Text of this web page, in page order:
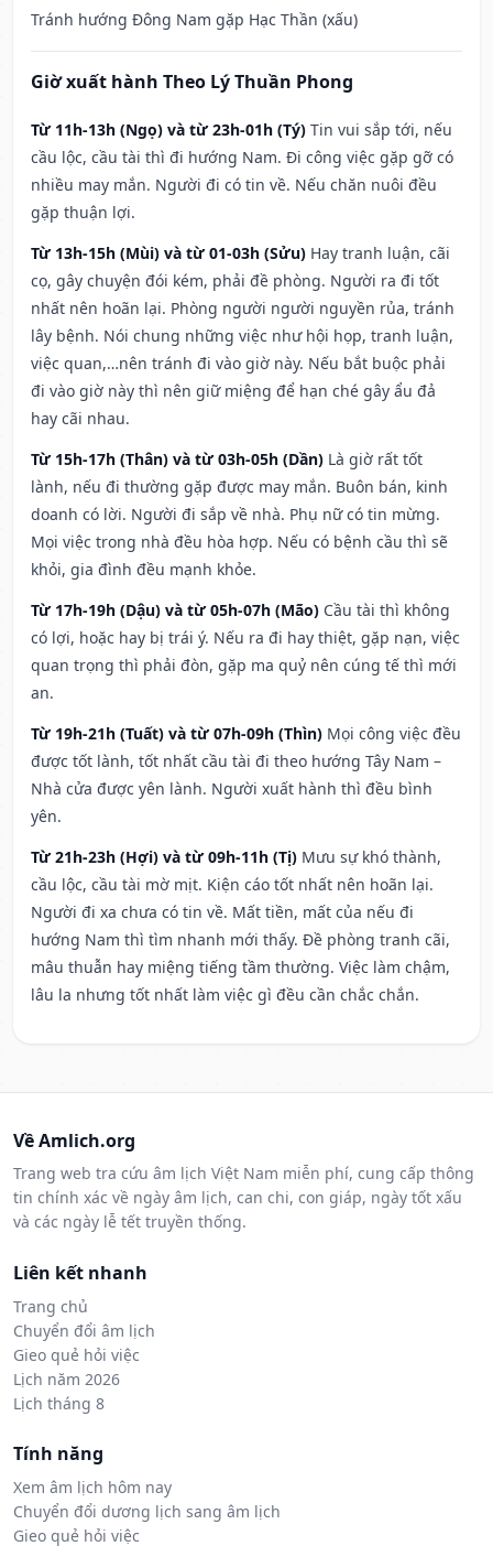
Tránh hướng Đông Nam gặp Hạc Thần (xấu)
Giờ xuất hành Theo Lý Thuần Phong
Từ 11h-13h (Ngọ) và từ 23h-01h (Tý) Tin vui sắp tới, nếu
cầu lộc, cầu tài thì đi hướng Nam. Đi công việc gặp gỡ có
nhiều may mắn. Người đi có tin về. Nếu chăn nuôi đều
gặp thuận lợi.
Từ 13h-15h (Mùi) và từ 01-03h (Sửu) Hay tranh luận, cãi
cọ, gây chuyện đói kém, phải đề phòng. Người ra đi tốt
nhất nên hoãn lại. Phòng người người nguyền rủa, tránh
lây bệnh. Nói chung những việc như hội họp, tranh luận,
việc quan,…nên tránh đi vào giờ này. Nếu bắt buộc phải
đi vào giờ này thì nên giữ miệng để hạn ché gây ẩu đả
hay cãi nhau.
Từ 15h-17h (Thân) và từ 03h-05h (Dần) Là giờ rất tốt
lành, nếu đi thường gặp được may mắn. Buôn bán, kinh
doanh có lời. Người đi sắp về nhà. Phụ nữ có tin mừng.
Mọi việc trong nhà đều hòa hợp. Nếu có bệnh cầu thì sẽ
khỏi, gia đình đều mạnh khỏe.
Từ 17h-19h (Dậu) và từ 05h-07h (Mão) Cầu tài thì không
có lợi, hoặc hay bị trái ý. Nếu ra đi hay thiệt, gặp nạn, việc
quan trọng thì phải đòn, gặp ma quỷ nên cúng tế thì mới
an.
Từ 19h-21h (Tuất) và từ 07h-09h (Thìn) Mọi công việc đều
được tốt lành, tốt nhất cầu tài đi theo hướng Tây Nam –
Nhà cửa được yên lành. Người xuất hành thì đều bình
yên.
Từ 21h-23h (Hợi) và từ 09h-11h (Tị) Mưu sự khó thành,
cầu lộc, cầu tài mờ mịt. Kiện cáo tốt nhất nên hoãn lại.
Người đi xa chưa có tin về. Mất tiền, mất của nếu đi
hướng Nam thì tìm nhanh mới thấy. Đề phòng tranh cãi,
mâu thuẫn hay miệng tiếng tầm thường. Việc làm chậm,
lâu la nhưng tốt nhất làm việc gì đều cần chắc chắn.
Về Amlich.org
Trang web tra cứu âm lịch Việt Nam miễn phí, cung cấp thông
tin chính xác về ngày âm lịch, can chi, con giáp, ngày tốt xấu
và các ngày lễ tết truyền thống.
Liên kết nhanh
Trang chủ
Chuyển đổi âm lịch
Gieo quẻ hỏi việc
Lịch năm 2026
Lịch tháng 8
Tính năng
Xem âm lịch hôm nay
Chuyển đổi dương lịch sang âm lịch
Gieo quẻ hỏi việc